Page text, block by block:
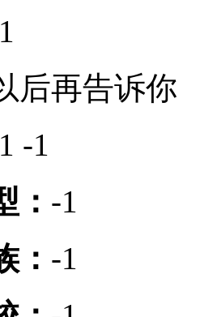
后再告诉你
-1
： -1
： -1